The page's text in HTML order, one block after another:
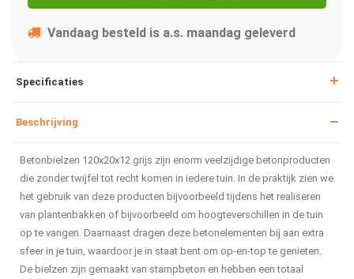
Vandaag besteld is a.s. maandag geleverd
Specificaties
Beschrijving
Betonbielzen 120x20x12 grijs zijn enorm veelzijdige betonproducten
die zonder twijfel tot recht komen in iedere tuin. In de praktijk zien we
het gebruik van deze producten bijvoorbeeld tijdens het realiseren
van plantenbakken of bijvoorbeeld om hoogteverschillen in de tuin
op te vangen. Daarnaast dragen deze betonelementen bij aan extra
sfeer in je tuin, waardoor je in staat bent om op-en-top te genieten.
De bielzen zijn gemaakt van stampbeton en hebben een totaal